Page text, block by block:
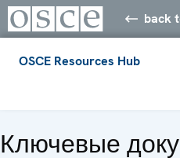
back
OSCE Resources Hub
Ключевые